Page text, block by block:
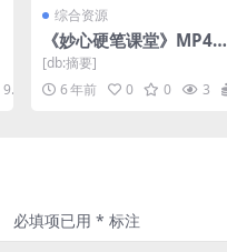
9.9
综合资源
《妙心硬笔课堂》MP4视
频格式 百度网盘下载
[db:摘要]
6 年前
0 0 3
必填项已用 * 标注